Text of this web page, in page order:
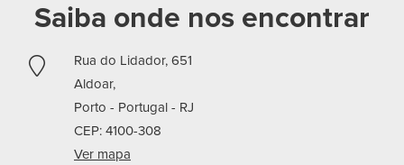
Saiba onde nos encontrar
Rua do Lidador, 651
Aldoar,
Porto - Portugal - RJ
CEP: 4100-308
Ver mapa